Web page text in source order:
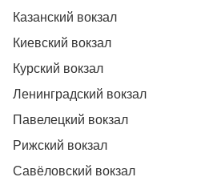
Казанский вокзал
Киевский вокзал
Курский вокзал
Ленинградский вокзал
Павелецкий вокзал
Рижский вокзал
Савёловский вокзал